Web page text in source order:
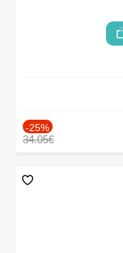
-25%
34.05€